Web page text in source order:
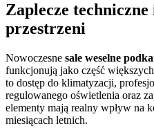
Zaplecze techniczne
przestrzeni
Nowoczesne sale weselne
funkcjonują jako część
to dostęp do klimatyzacji,
regulowanego oświetlenia oraz
elementy mają realny wpływ na
miesiącach letnich.